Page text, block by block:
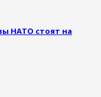
НАТО стоят на